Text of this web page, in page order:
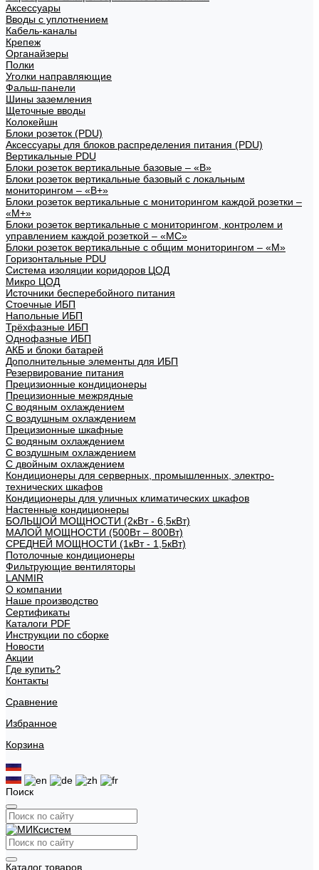
Аксессуары
Вводы с уплотнением
Кабель-каналы
Крепеж
Органайзеры
Полки
Уголки направляющие
Фальш-панели
Шины заземления
Щеточные вводы
Колокейшн
Блоки розеток (PDU)
Аксессуары для блоков распределения питания (PDU)
Вертикальные PDU
Блоки розеток вертикальные базовые – «В»
Блоки розеток вертикальные базовый с локальным
мониторингом – «В+»
Блоки розеток вертикальные с мониторингом каждой розетки –
«М+»
Блоки розеток вертикальные с мониторингом, контролем и
управлением каждой розеткой – «МС»
Блоки розеток вертикальные с общим мониторингом – «М»
Горизонтальные PDU
Система изоляции коридоров ЦОД
Микро ЦОД
Источники бесперебойного питания
Стоечные ИБП
Напольные ИБП
Трёхфазные ИБП
Однофазные ИБП
АКБ и блоки батарей
Дополнительные элементы для ИБП
Резервирование питания
Прецизионные кондиционеры
Прецизионные межрядные
С водяным охлаждением
С воздушным охлаждением
Прецизионные шкафные
С водяным охлаждением
С воздушным охлаждением
С двойным охлаждением
Кондиционеры для серверных, промышленных, электро-
технических шкафов
Кондиционеры для уличных климатических шкафов
Настенные кондиционеры
БОЛЬШОЙ МОЩНОСТИ (2кВт - 6,5кВт)
МАЛОЙ МОЩНОСТИ (500Вт – 800Вт)
СРЕДНЕЙ МОЩНОСТИ (1кВт - 1,5кВт)
Потолочные кондиционеры
Фильтрующие вентиляторы
LANMIR
О компании
Наше производство
Сертификаты
Каталоги PDF
Инструкции по сборке
Новости
Акции
Где купить?
Контакты
Сравнение
Избранное
Корзина
Поиск
Каталог товаров